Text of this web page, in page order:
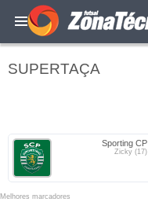
SUPERTAÇA
Sporting CP
Zicky (17)
Melhores marcadores